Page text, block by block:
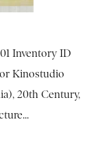
Inventory ID
Kinostudio
20th Century,